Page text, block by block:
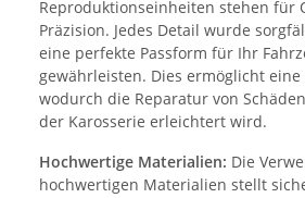
Reproduktionseinheiten stehen für
Präzision. Jedes Detail wurde
eine perfekte Passform für Ihr
gewährleisten. Dies ermöglicht
wodurch die Reparatur von
der Karosserie erleichtert wird.
Hochwertige Materialien: Die
hochwertigen Materialien stellt